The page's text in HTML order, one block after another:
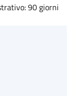
90 giorni